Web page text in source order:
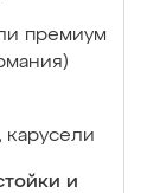
премиум
и